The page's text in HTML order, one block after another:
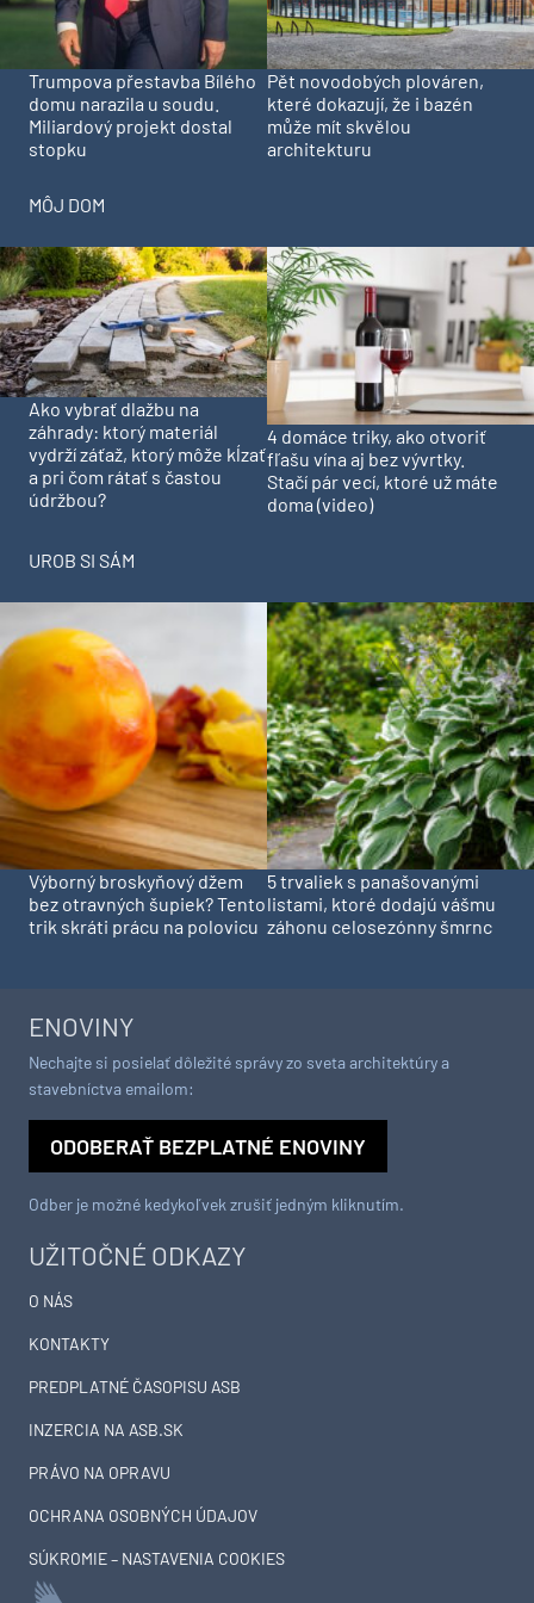
Trumpova přestavba Bílého
domu narazila u soudu.
Miliardový projekt dostal
stopku
Pět novodobých plováren,
které dokazují, že i bazén
může mít skvělou
architekturu
MÔJ DOM
Ako vybrať dlažbu na
záhrady: ktorý materiál
vydrží záťaž, ktorý môže kĺzať
a pri čom rátať s častou
údržbou?
4 domáce triky, ako otvoriť
fľašu vína aj bez vývrtky.
Stačí pár vecí, ktoré už máte
doma (video)
UROB SI SÁM
Výborný broskyňový džem
bez otravných šupiek? Tento
trik skráti prácu na polovicu
5 trvaliek s panašovanými
listami, ktoré dodajú vášmu
záhonu celosezónny šmrnc
UŽITOČNÉ ODKAZY
O NÁS
KONTAKTY
PREDPLATNÉ ČASOPISU ASB
INZERCIA NA ASB.SK
PRÁVO NA OPRAVU
OCHRANA OSOBNÝCH ÚDAJOV
SÚKROMIE – NASTAVENIA COOKIES
ENOVINY
Nechajte si posielať dôležité správy zo sveta architektúry a
stavebníctva emailom:
ODOBERAŤ BEZPLATNÉ ENOVINY
Odber je možné kedykoľvek zrušiť jedným kliknutím.